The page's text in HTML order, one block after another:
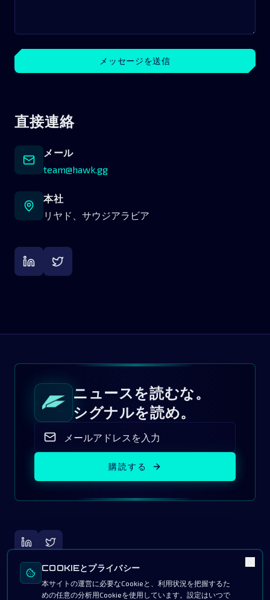
メッセージを送信
直接連絡
メール
team@hawk.gg
本社
リヤド、サウジアラビア
ニュースを読むな。
シグナルを読め。
購読する
COOKIEとプライバシー
本サイトの運営に必要なCookieと、利用状況を把握するた
めの任意の分析用Cookieを使用しています。設定はいつで